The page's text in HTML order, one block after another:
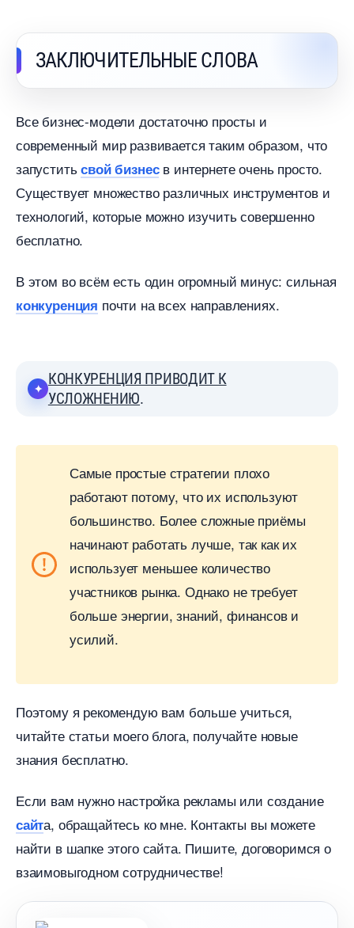
ЗАКЛЮЧИТЕЛЬНЫЕ СЛОВА
се бизнес-модели достаточно просты и
современный мир развивается таким образом, что
запуститьсвой бизнесинтернете очень просто.
Существует множество различных инструментов и
технологий, которые можно изучить совершенно
есплатно.
этом во всём есть один огромный минус: сильная
конкуренция почти на всех направлениях.
КОНКУРЕНЦИЯ ПРИВОДИТ К
УСЛОЖНЕНИЮ.
Самые простые стратегии плохо
работают потому, что их используют
ольшинство. Более сложные приёмы
начинают работать лучше, так как их
использует меньшее количество
участников рынка. Однако не требует
ольше энергии, знаний, финансов и
усилий.
Поэтому я рекомендую вам больше учиться,
читайте статьи моего блога, получайте новые
знания бесплатно.
Если вам нужно настройка рекламы или создание
сайта, обращайтесь ко мне. Контакты вы можете
найти в шапке этого сайта. Пишите, договоримся о
заимовыгодном сотрудничестве!